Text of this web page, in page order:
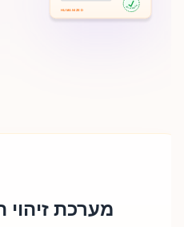
100% HUMAN
HUMANIZED
מערכת